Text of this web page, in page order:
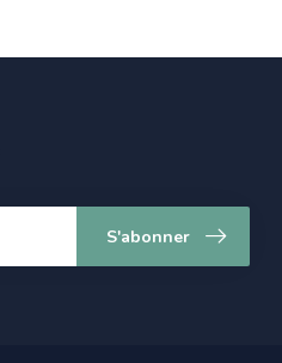
S'abonner